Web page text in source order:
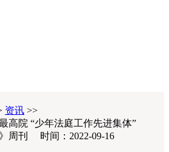
资讯 >>
高院 “少年法庭工作先进集体”
》周刊 时间：2022-09-16